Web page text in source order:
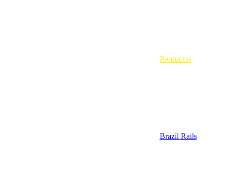
Productos
Brazil Rails